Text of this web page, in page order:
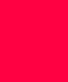
a las
entre uno y
la supuesta